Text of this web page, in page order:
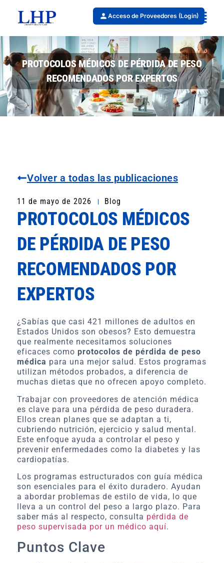
Acceso de Proveedores (Login)
PROTOCOLOS MÉDICOS DE PÉRDIDA DE PESO
RECOMENDADOS POR EXPERTOS
Volver a todas las publicaciones
11 de mayo de 2026 Blog
PROTOCOLOS MÉDICOS
DE PÉRDIDA DE PESO
RECOMENDADOS POR
EXPERTOS
¿Sabías que casi 421 millones de adultos en
Estados Unidos son obesos? Esto demuestra
que realmente necesitamos soluciones
eficaces como protocolos de pérdida de peso
médica para una mejor salud. Estos programas
utilizan métodos probados, a diferencia de
muchas dietas que no ofrecen apoyo completo.
Trabajar con proveedores de atención médica
es clave para una pérdida de peso duradera.
Ellos crean planes que se adaptan a ti,
cubriendo nutrición, ejercicio y salud mental.
Este enfoque ayuda a controlar el peso y
prevenir enfermedades como la diabetes y las
cardiopatías.
Los programas estructurados con guía médica
son esenciales para el éxito duradero. Ayudan
a abordar problemas de estilo de vida, lo que
lleva a un control del peso a largo plazo. Para
saber más al respecto, consulta pérdida de
peso supervisada por un médico aquí.
Puntos Clave